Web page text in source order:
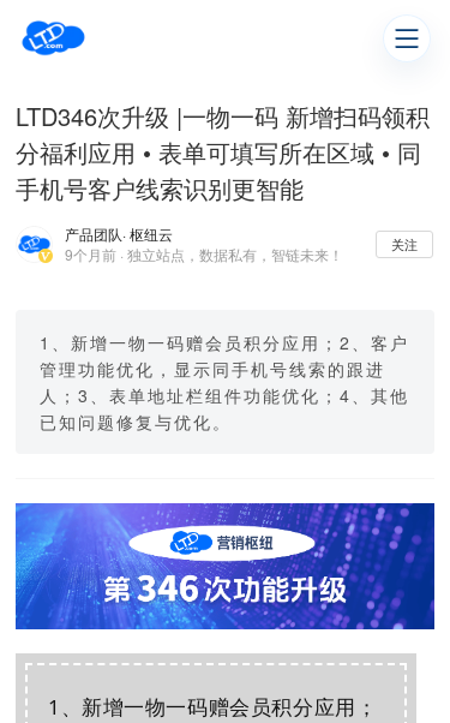
LTD346次升级 |一物一码 新增扫码领积
分福利应用 • 表单可填写所在区域 • 同
手机号客户线索识别更智能
产品团队· 枢纽云
9个月前 · 独立站点，数据私有，智链未来！
关注
1、新增一物一码赠会员积分应用；2、客户
管理功能优化，显示同手机号线索的跟进
人；3、表单地址栏组件功能优化；4、其他
已知问题修复与优化。
1、 新增一物一码赠会员积分应用 ；